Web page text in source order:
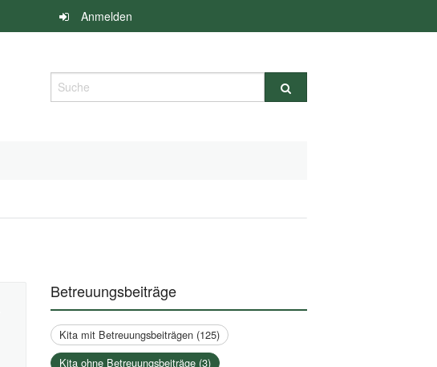
Anmelden
Suche
Betreuungsbeiträge
Kita mit Betreuungsbeiträgen (125)
Kita ohne Betreuungsbeiträge (3)